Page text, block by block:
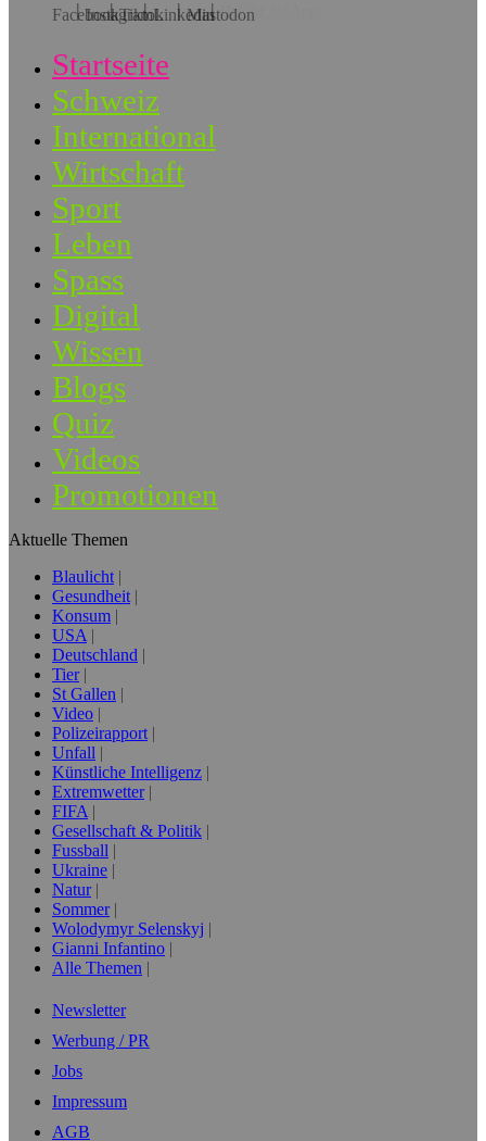
Hol dir die App!
Startseite
Schweiz
International
Wirtschaft
Sport
Leben
Spass
Digital
Wissen
Blogs
Quiz
Videos
Promotionen
Aktuelle Themen
Blaulicht
Gesundheit
Konsum
USA
Deutschland
Tier
St Gallen
Video
Polizeirapport
Unfall
Künstliche Intelligenz
Extremwetter
FIFA
Gesellschaft & Politik
Fussball
Ukraine
Natur
Sommer
Wolodymyr Selenskyj
Gianni Infantino
Alle Themen
Newsletter
Werbung / PR
Jobs
Impressum
AGB